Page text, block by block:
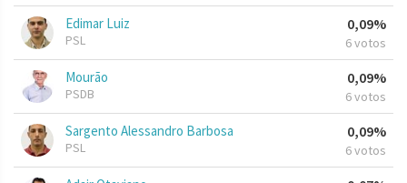
Edimar Luiz
PSL
0,09%
6 votos
Mourão
PSDB
0,09%
6 votos
Sargento Alessandro Barbosa
PSL
0,09%
6 votos